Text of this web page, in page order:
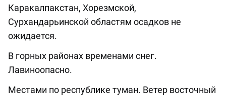
Каракалпакстан, Хорезмской,
Сурхандарьинской областям осадков не
ожидается.
В горных районах временами снег.
Лавиноопасно.
Местами по республике туман. Ветер восточный